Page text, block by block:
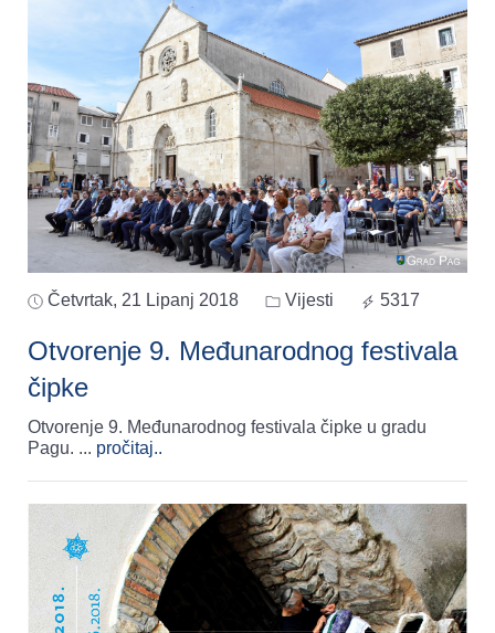
Četvrtak, 21 Lipanj 2018 Vijesti 5317
Otvorenje 9. Međunarodnog festivala
čipke
Otvorenje 9. Međunarodnog festivala čipke u gradu
Pagu. ... pročitaj..